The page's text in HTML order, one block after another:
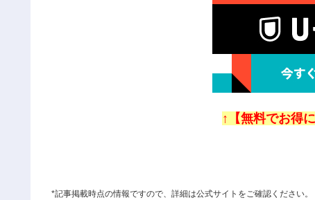
↑【無料でお得
*記事掲載時点の情報ですので、詳細は公式サイトをご確認ください。